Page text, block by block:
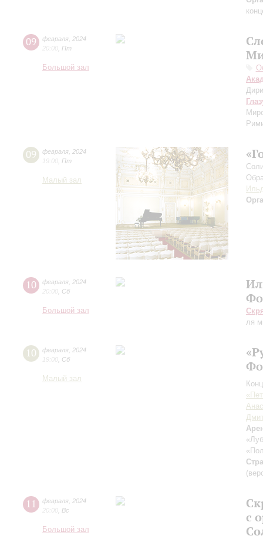
09 февраля 2024
20:00 Пт
Большой зал
09 февраля 2024
19:00 Пт
Малый зал
10 февраля 2024
20:00 Сб
Большой зал
ля
10 февраля 2024
19:00 Сб
Малый зал
11 февраля 2024
20:00 Вс
Большой зал
с